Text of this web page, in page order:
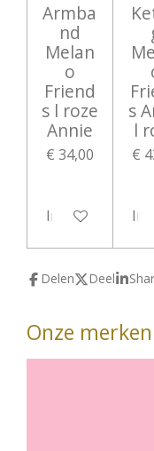
Armba
nd
Melan
o
Friend
s l roze
Annie
€ 34,00
In winkelwagen
s
l
€
In
Delen Deel
Onze